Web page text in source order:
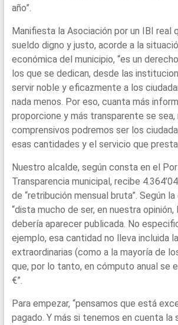
año”.
Manifiesta la Asociación por un IBI real
sueldo digno y justo, acorde a la
económica del municipio, “es un
los que se dedican, desde las
servir noble y eficazmente a los
nada menos. Por eso, cuanta más
proporcione y más transparente se
comprensivos podremos ser los
esas cantidades y el servicio que
Nuestro alcalde, según consta en el
Transparencia municipal, recibe
de “retribución mensual bruta”. Según
“dista mucho de ser, en nuestra
debería aparecer publicada. No
ejemplo, esa cantidad no lleva incluida
extraordinarias (como a la mayoría de
que, por lo tanto, en cómputo anual se
€”.
Para empezar, “pensamos que está
pagado. Y más si tenemos en cuenta la